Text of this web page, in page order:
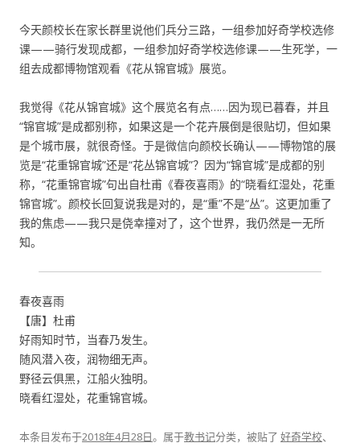
今天颜校长在家长群里说他们兵分三路，一组参加好奇学校选修
课——骑行发现成都，一组参加好奇学校选修课——生死学，一
组去成都博物馆观看《花从锦官城》展览。
我觉得《花从锦官城》这个展览名有点……因为现已暮春，并且
“锦官城”是成都别称，如果这是一个花卉展倒是很贴切，但如果
是个城市展，就很奇怪。于是微信向颜校长确认——博物馆的展
览是“花重锦官城”还是“花丛锦官城”？因为“锦官城”是成都的别
称，“花重锦官城”句出自杜甫《春夜喜雨》的“晓看红湿处，花重
锦官城”。颜校长回复说我是对的，是“重”不是“丛”。这更加重了
我的焦虑——我只是侥幸撞对了，这个世界，我仍然是一无所
知。
春夜喜雨
【唐】杜甫
好雨知时节，当春乃发生。
随风潜入夜，润物细无声。
野径云俱黑，江船火独明。
晓看红湿处，花重锦官城。
本条目发布于2018年4月28日。属于教书记分类，被贴了 好奇学校、